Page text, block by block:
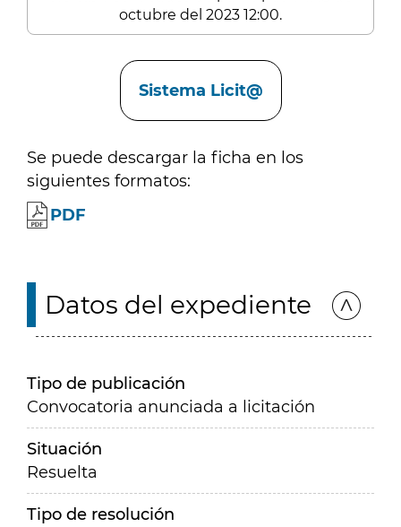
octubre del 2023 12:00.
Sistema Licit@
Se puede descargar la ficha en los
siguientes formatos:
PDF
Datos del expediente
Tipo de publicación
Convocatoria anunciada a licitación
Situación
Resuelta
Tipo de resolución